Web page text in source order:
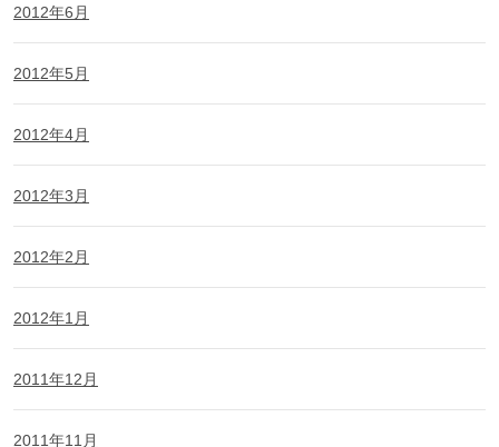
2012年6月
2012年5月
2012年4月
2012年3月
2012年2月
2012年1月
2011年12月
2011年11月